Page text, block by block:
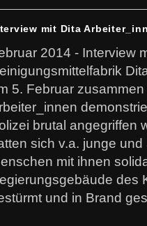
mit Dita
2014 - Interview
5. Februar
brutal angegriffen
sich v.a. junge
mit ihnen
des
und in Brand